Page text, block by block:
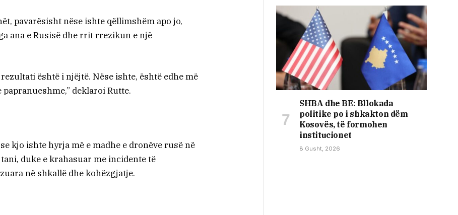
pavarësisht nëse ishte qëllimshëm apo jo,
ana e Rusisë dhe rrit rrezikun e një
është i njëjtë. Nëse ishte, është edhe më
deklaroi Rutte.
kjo ishte hyrja më e madhe e dronëve rusë në
duke e krahasuar me incidente të
në shkallë dhe kohëzgjatje.
SHBA dhe BE: Bllokada
politike po i shkakton dëm
Kosovës, të formohen
institucionet
8 Gusht, 2026